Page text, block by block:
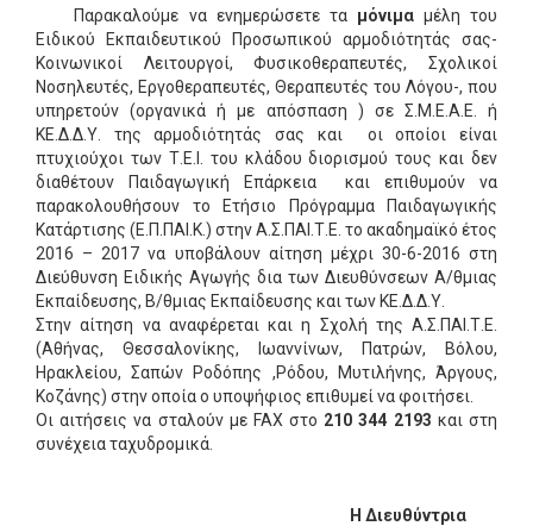
Παρακαλούμε να ενημερώσετε τα μόνιμαμέλη του
Ειδικού Εκπαιδευτικού Προσωπικού αρμοδιότητάς σας-
Κοινωνικοί Λειτουργοί, Φυσικοθεραπευτές, Σχολικοί
Νοσηλευτές, Εργοθεραπευτές, Θεραπευτές του Λόγου-, που
υπηρετούν (οργανικά ή με απόσπαση ) σε Σ.Μ.Ε.Α.Ε. ή
ΚΕ.Δ.Δ.Υ. της αρμοδιότητάς σας και οι οποίοι είναι
πτυχιούχοι των Τ.Ε.Ι. του κλάδου διορισμού τους και δεν
διαθέτουν Παιδαγωγική Επάρκεια και επιθυμούν να
παρακολουθήσουν το Ετήσιο Πρόγραμμα Παιδαγωγικής
Κατάρτισης (Ε.Π.ΠΑΙ.Κ.) στην Α.Σ.ΠΑΙ.Τ.Ε. το ακαδημαϊκό έτος
2016 – 2017 να υποβάλουν αίτηση μέχρι 30-6-2016 στη
Διεύθυνση Ειδικής Αγωγής δια των Διευθύνσεων Α/θμιας
Εκπαίδευσης, Β/θμιας Εκπαίδευσης και των ΚΕ.Δ.Δ.Υ.
Στην αίτηση να αναφέρεται και η Σχολή της Α.Σ.ΠΑΙ.Τ.Ε.
(Αθήνας, Θεσσαλονίκης, Ιωαννίνων, Πατρών, Βόλου,
Ηρακλείου, Σαπών Ροδόπης ,Ρόδου, Μυτιλήνης, Άργους,
Κοζάνης) στην οποία ο υποψήφιος επιθυμεί να φοιτήσει.
Οι αιτήσεις να σταλούν με FAX στο 210 344 2193 και στη
συνέχεια ταχυδρομικά.
Η Διευθύντρια